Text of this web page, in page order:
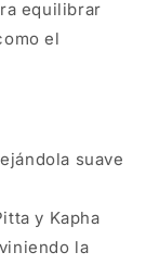
equilibrar
el
suave
y Kapha
la